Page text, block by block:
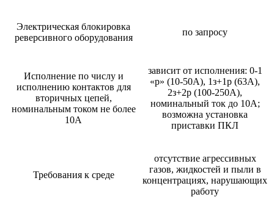
Электрическая блокировка
реверсивного оборудования
по запросу
Исполнение по числу и
исполнению контактов для
вторичных цепей,
номинальным током не более
10А
зависит от исполнения: 0-1
«р» (10-50А), 1з+1р (63А),
2з+2р (100-250А),
номинальный ток до 10А;
возможна установка
приставки ПКЛ
Требования к среде
отсутствие агрессивных
газов, жидкостей и пыли в
концентрациях, нарушающих
работу